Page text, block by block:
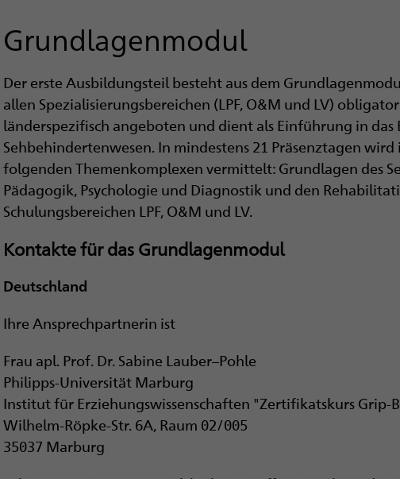
Grundlagenmodul
Der erste Ausbildungsteil besteht aus dem
allen Spezialisierungsbereichen (LPF, O&M und LV)
länderspezifisch angeboten und dient als Einführung in das
Sehbehindertenwesen. In mindestens 21 Präsenztagen
folgenden Themenkomplexen vermittelt: Grundlagen des
Pädagogik, Psychologie und Diagnostik und den
Schulungsbereichen LPF, O&M und LV.
Kontakte für das Grundlagenmodul
Deutschland
Ihre Ansprechpartnerin ist
Frau apl. Prof. Dr. Sabine Lauber–Pohle
Philipps-Universität Marburg
Institut für Erziehungswissenschaften "Zertifikatskurs Grip-
Wilhelm-Röpke-Str. 6A, Raum 02/005
35037 Marburg